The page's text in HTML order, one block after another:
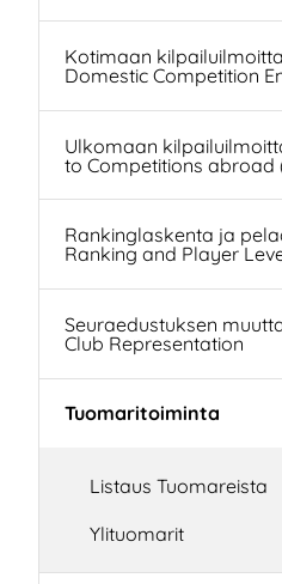
Kotimaan
Domestic Competition
Ulkomaan
to Competitions abroad
Rankinglaskenta ja
Ranking and Player
Seuraedustuksen
Club Representation
Tuomaritoiminta
Listaus Tuomareista
Ylituomarit